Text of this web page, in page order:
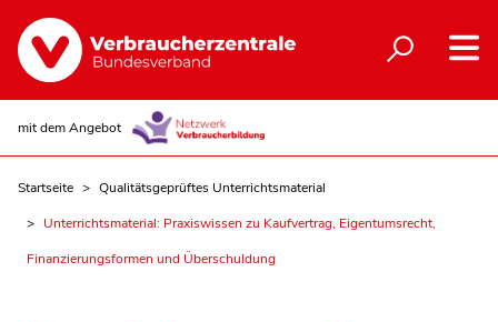
mit dem Angebot
Startseite
Qualitätsgeprüftes Unterrichtsmaterial
Unterrichtsmaterial: Praxiswissen zu Kaufvertrag, Eigentumsrecht,
Finanzierungsformen und Überschuldung